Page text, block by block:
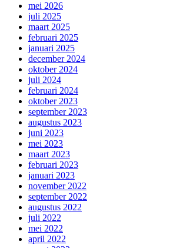
mei 2026
juli 2025
maart 2025
februari 2025
januari 2025
december 2024
oktober 2024
juli 2024
februari 2024
oktober 2023
september 2023
augustus 2023
juni 2023
mei 2023
maart 2023
februari 2023
januari 2023
november 2022
september 2022
augustus 2022
juli 2022
mei 2022
april 2022